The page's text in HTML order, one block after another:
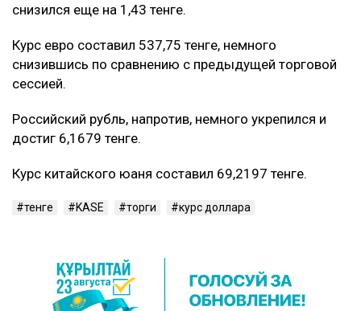
снизился еще на 1,43 тенге.
Курс евро составил 537,75 тенге, немного
снизившись по сравнению с предыдущей торговой
сессией.
Российский рубль, напротив, немного укрепился и
достиг 6,1679 тенге.
Курс китайского юаня составил 69,2197 тенге.
тенге KASE торги курс доллара